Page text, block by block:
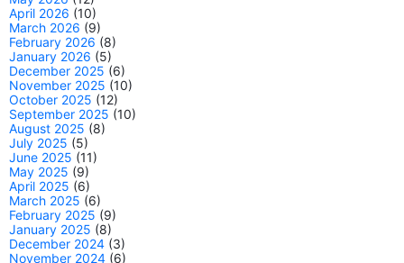
April 2026 (10)
March 2026 (9)
February 2026 (8)
January 2026 (5)
December 2025 (6)
November 2025 (10)
October 2025 (12)
September 2025 (10)
August 2025 (8)
July 2025 (5)
June 2025 (11)
May 2025 (9)
April 2025 (6)
March 2025 (6)
February 2025 (9)
January 2025 (8)
December 2024 (3)
November 2024 (6)